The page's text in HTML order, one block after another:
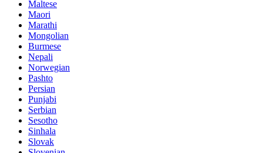
Maltese
Maori
Marathi
Mongolian
Burmese
Nepali
Norwegian
Pashto
Persian
Punjabi
Serbian
Sesotho
Sinhala
Slovak